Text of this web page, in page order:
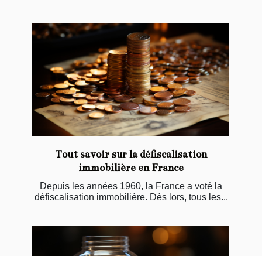
Tout savoir sur la défiscalisation
immobilière en France
Depuis les années 1960, la France a voté la
défiscalisation immobilière. Dès lors, tous les...